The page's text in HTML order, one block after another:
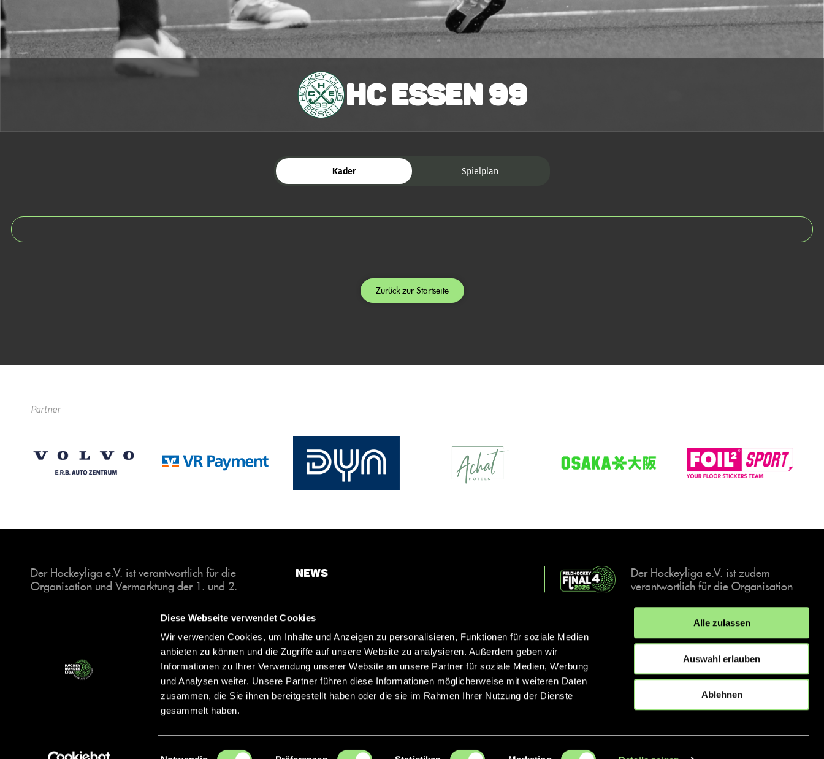
Diese Webseite verwendet Cookies
Wir verwenden Cookies, um Inhalte und Anzeigen zu personalisieren, Funktionen für soziale Medien
anbieten zu können und die Zugriffe auf unsere Website zu analysieren. Außerdem geben wir
Informationen zu Ihrer Verwendung unserer Website an unsere Partner für soziale Medien, Werbung
und Analysen weiter. Unsere Partner führen diese Informationen möglicherweise mit weiteren Daten
zusammen, die Sie ihnen bereitgestellt haben oder die sie im Rahmen Ihrer Nutzung der Dienste
gesammelt haben.
Einwilligungsauswahl
Alle zulassen
Auswahl erlauben
Ablehnen
HC Essen 99
Kader Spielplan
Zurück zur Startseite
Partner
Der Hockeyliga e.V. ist verantwortlich für die
Organisation und Vermarktung der 1. und 2.
Halle. Insgesamt sind über 60 Vereine unter dem
Dach der Hockeyliga organisiert, sowohl im
Herren als auch im Damen Bereich.
News
Kontakt
Der Hockeyliga e.V. ist zudem
verantwortlich für die Organisation
Events, der deutschen Hockey-
Meisterschaften.
IMPRESSUM DATENSCHUTZERKLÄRUNG
© 2026 hockey.de